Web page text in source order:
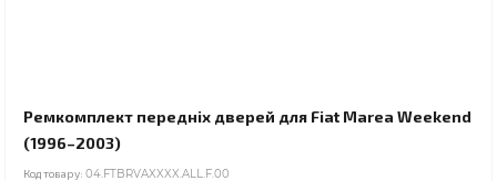
Ремкомплект передніх дверей для Fiat Marea Weekend
(1996–2003)
Код товару: 04.FTBRVAXXXX.ALL.F.00